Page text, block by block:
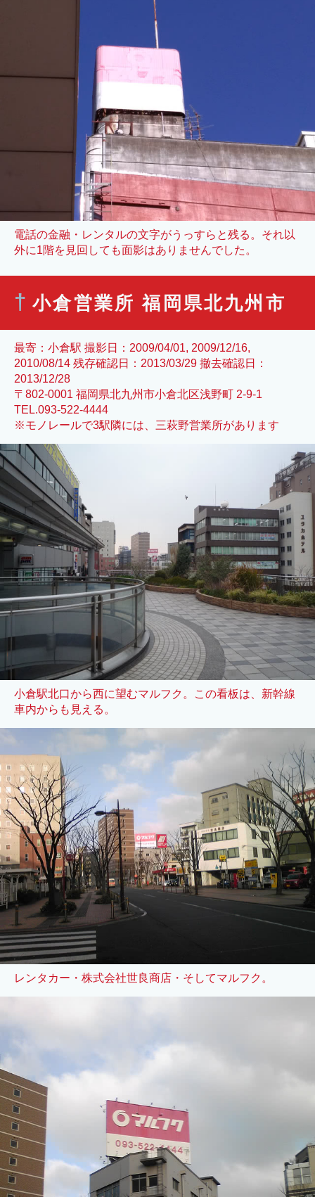
電話の金融・レンタルの文字がうっすらと残る。それ以
外に1階を見回しても面影はありませんでした。
† 小倉営業所 福岡県北九州市
最寄：小倉駅 撮影日：2009/04/01, 2009/12/16,
2010/08/14 残存確認日：2013/03/29 撤去確認日：
2013/12/28
〒802-0001 福岡県北九州市小倉北区浅野町 2-9-1
TEL.093-522-4444
※モノレールで3駅隣には、三萩野営業所があります
小倉駅北口から西に望むマルフク。この看板は、新幹線
車内からも見える。
レンタカー・株式会社世良商店・そしてマルフク。